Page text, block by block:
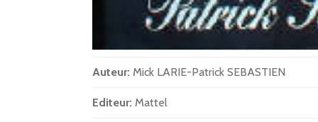
Auteur: Mick LARIE-Patrick SEBASTIEN
Editeur: Mattel